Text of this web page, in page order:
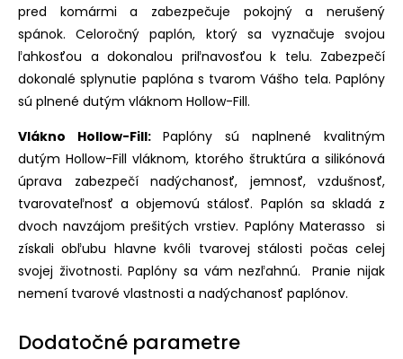
pred komármi a zabezpečuje pokojný a nerušený
spánok. Celoročný paplón, ktorý sa vyznačuje svojou
ľahkosťou a dokonalou priľnavosťou k telu. Zabezpečí
dokonalé splynutie paplóna s tvarom Vášho tela. Paplóny
sú plnené dutým vláknom Hollow-Fill.
Vlákno Hollow-Fill: Paplóny sú naplnené kvalitným
dutým Hollow-Fill vláknom, ktorého štruktúra a silikónová
úprava zabezpečí nadýchanosť, jemnosť, vzdušnosť,
tvarovateľnosť a objemovú stálosť. Paplón sa skladá z
dvoch navzájom prešitých vrstiev. Paplóny Materasso si
získali obľubu hlavne kvôli tvarovej stálosti počas celej
svojej životnosti. Paplóny sa vám nezľahnú. Pranie nijak
nemení tvarové vlastnosti a nadýchanosť paplónov.
Dodatočné parametre